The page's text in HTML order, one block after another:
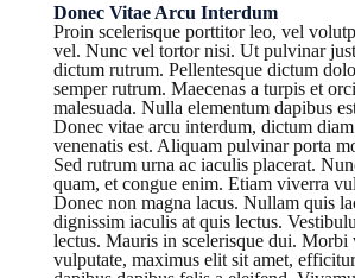
Donec Vitae Arcu Interdum
Proin scelerisque porttitor leo, vel
vel. Nunc vel tortor nisi. Ut pulvinar
dictum rutrum. Pellentesque dictum
semper rutrum. Maecenas a turpis et
malesuada. Nulla elementum dapibus
Donec vitae arcu interdum, dictum diam
venenatis est. Aliquam pulvinar porta
Sed rutrum urna ac iaculis placerat.
quam, et congue enim. Etiam viverra
Donec non magna lacus. Nullam quis
dignissim iaculis at quis lectus.
lectus. Mauris in scelerisque dui. Morbi
vulputate, maximus elit sit amet,